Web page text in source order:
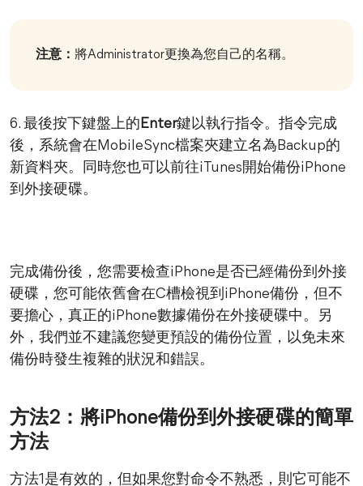
注意： 將Administrator更換為您自己的名稱。
6. 最後按下鍵盤上的 Enter鍵以執行指令。指令完成
後，系統會在MobileSync檔案夾建立名為Backup的
新資料夾。同時您也可以前往iTunes開始備份iPhone
到外接硬碟。
完成備份後，您需要檢查iPhone是否已經備份到外接
硬碟，您可能依舊會在C槽檢視到iPhone備份，但不
要擔心，真正的iPhone數據備份在外接硬碟中。另
外，我們並不建議您變更預設的備份位置，以免未來
備份時發生複雜的狀況和錯誤。
方法2：將iPhone備份到外接硬碟的簡單
方法
方法1是有效的，但如果您對命令不熟悉，則它可能不